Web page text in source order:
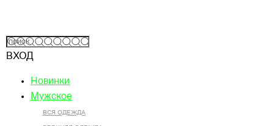
ВХОД
Новинки
Мужское
ВСЯ ОДЕЖДА